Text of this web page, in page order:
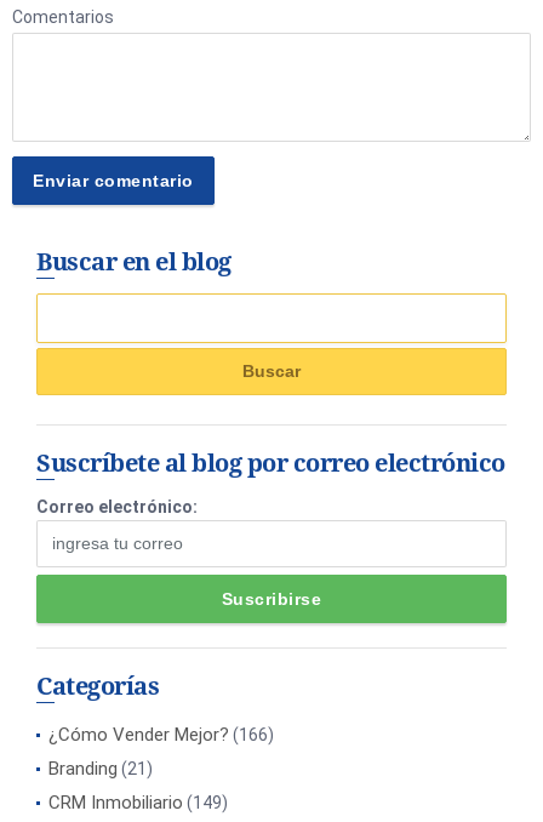
Comentarios
Buscar en el blog
Suscríbete al blog por correo electrónico
Correo electrónico:
Categorías
¿Cómo Vender Mejor? (166)
Branding (21)
CRM Inmobiliario (149)